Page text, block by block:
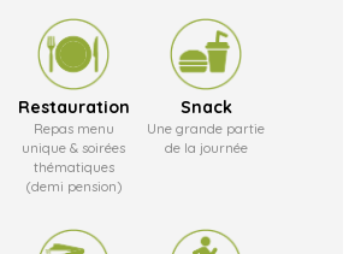
Restauration
Repas menu
unique & soirées
thématiques
(demi pension)
Snack
Une grande partie
de la journée